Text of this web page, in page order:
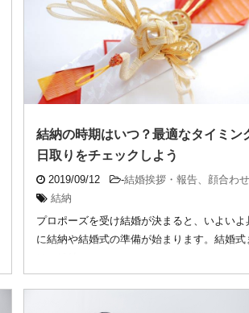
結納の時期はいつ？最適なタイミン
日取りをチェックしよう
2019/09/12 -結婚挨拶・報告、顔合わせ
結納
プロポーズを受け結婚が決まると、いよいよ
に結納や結婚式の準備が始まります。結婚式